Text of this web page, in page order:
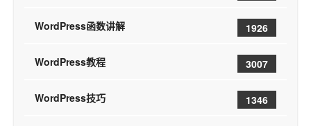
WordPress函数讲解 1926
WordPress教程 3007
WordPress技巧 1346